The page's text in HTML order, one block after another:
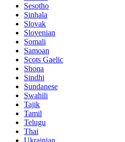
Sesotho
Sinhala
Slovak
Slovenian
Somali
Samoan
Scots Gaelic
Shona
Sindhi
Sundanese
Swahili
Tajik
Tamil
Telugu
Thai
Ukrainian